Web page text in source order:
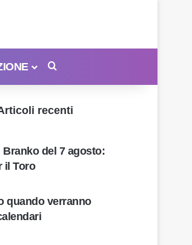
recenti
del 7 agosto:
il Toro
quando verranno